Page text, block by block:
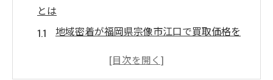
とは
地域密着が福岡県宗像市江口で買取価格を
地域の市場特性を活かした買取価格の最適